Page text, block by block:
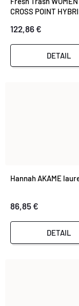
CROSS POINT
RED
122,86 €
DETAIL
Hannah AKAME
86,85 €
DETAIL